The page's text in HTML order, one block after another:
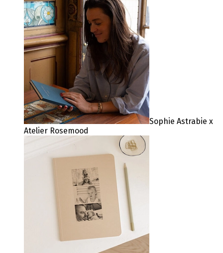
Sophie Astrabie x
Atelier Rosemood